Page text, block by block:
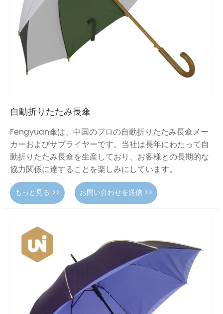
自動折りたたみ長傘
Fengyuan傘は、中国のプロの自動折りたたみ長傘メー
カーおよびサプライヤーです。当社は長年にわたって自
動折りたたみ長傘を生産しており、お客様との長期的な
協力関係に達することを楽しみにしています。
もっと見る >> お問い合わせを送信 >>